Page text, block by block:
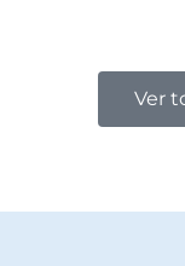
Ver